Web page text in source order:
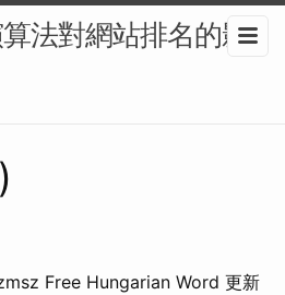
法對網站排名的影
Free Hungarian Word 更新